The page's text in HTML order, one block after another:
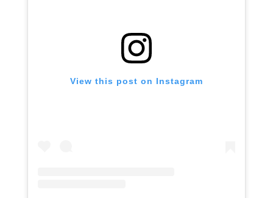
View this post on Instagram